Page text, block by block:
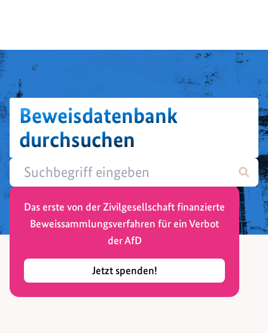
Beweisdatenbank
durchsuchen
Das erste von der Zivilgesellschaft finanzierte
Beweissammlungsverfahren für ein Verbot
der AfD
Jetzt spenden!